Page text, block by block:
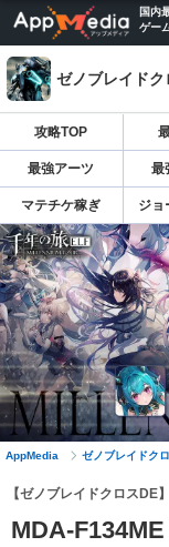
国内
ゲー
ゼノブレイド
攻略TOP
最強アーツ 最
マテチケ稼ぎ ジョ
AppMedia ゼノブレイドク
【ゼノブレイドクロスDE】
MDA-